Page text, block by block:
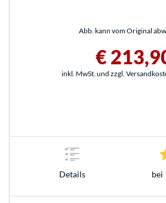
Abb. kann vom Original
€
inkl. MwSt. und zzgl.
Details bei